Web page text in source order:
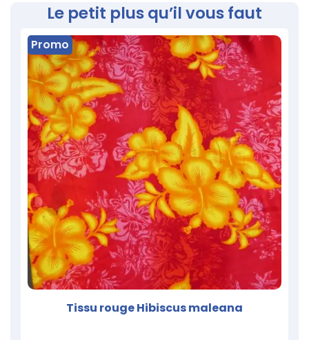
Le petit plus qu’il vous faut
Promo
Tissu rouge Hibiscus maleana